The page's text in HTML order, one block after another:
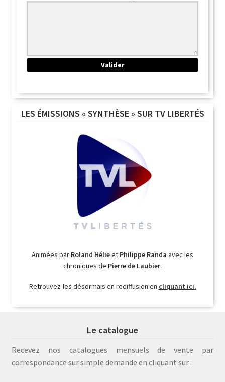
LES ÉMISSIONS « SYNTHÈSE » SUR TV LIBERTÉS
Animées par Roland Hélieet Philippe Randa avec les
chroniques de Pierre de Laubier.
Retrouvez-les désormais en rediffusion en cliquant ici.
Le catalogue
Recevez nos catalogues mensuels de vente par
correspondance sur simple demande en cliquant sur :